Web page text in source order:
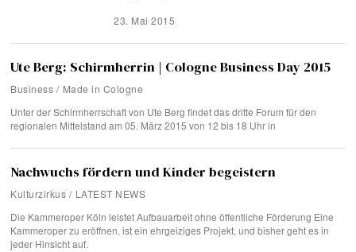
23. Mai 2015
Ute Berg: Schirmherrin | Cologne Business Day 2015
Business / Made in Cologne
Unter der Schirmherrschaft von Ute Berg findet das dritte Forum für den
regionalen Mittelstand am 05. März 2015 von 12 bis 18 Uhr in
Nachwuchs fördern und Kinder begeistern
Kulturzirkus / LATEST NEWS
Die Kammeroper Köln leistet Aufbauarbeit ohne öffentliche Förderung Eine
Kammeroper zu eröffnen, ist ein ehrgeiziges Projekt, und bisher geht es in
jeder Hinsicht auf.